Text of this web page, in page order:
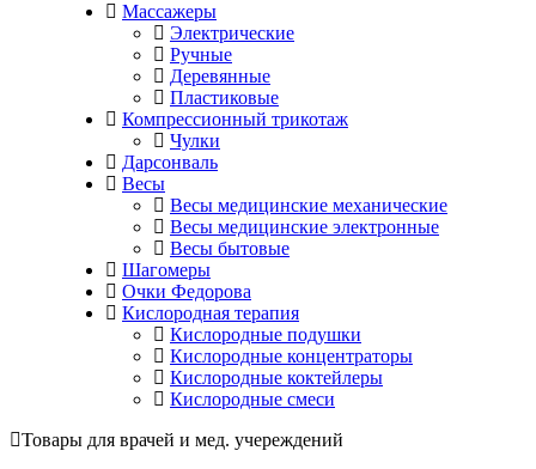
Массажеры
Электрические
Ручные
Деревянные
Пластиковые
Компрессионный трикотаж
Чулки
Дарсонваль
Весы
Весы медицинские механические
Весы медицинские электронные
Весы бытовые
Шагомеры
Очки Федорова
Кислородная терапия
Кислородные подушки
Кислородные концентраторы
Кислородные коктейлеры
Кислородные смеси
Товары для врачей и мед. учереждений